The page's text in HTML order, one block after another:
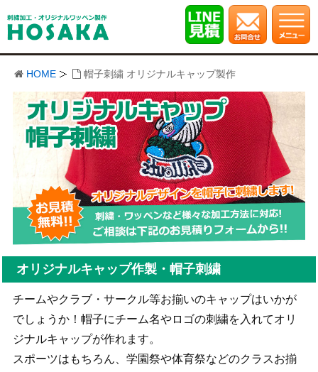
HOME 帽子刺繍 オリジナルキャップ製作
オリジナルキャップ作製・帽子刺繍
チームやクラブ・サークル等お揃いのキャップはいかが
でしょうか！帽子にチーム名やロゴの刺繍を入れてオリ
ジナルキャップが作れます。
スポーツはもちろん、学園祭や体育祭などのクラスお揃